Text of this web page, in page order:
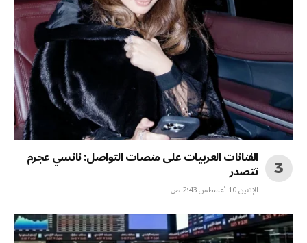
الفنانات العربيات على منصات التواصل: نانسي عجرم
تتصدر
الإثنين 10 أغسطس 2:43 ص